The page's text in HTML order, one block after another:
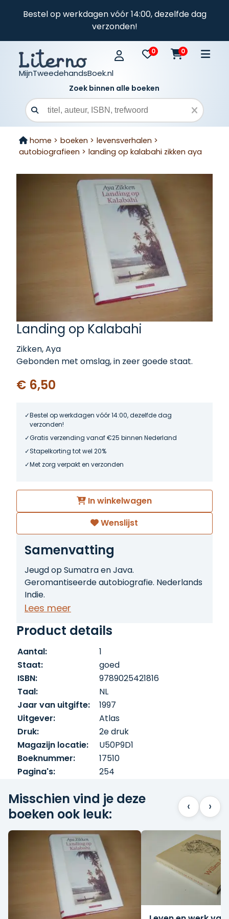
Bestel op werkdagen vóór 14:00, dezelfde dag
verzonden!
MijnTweedehandsBoek.nl
0 0
Zoek binnen alle boeken
Zoekveld
home > boeken > levensverhalen >
autobiografieen > landing op kalabahi zikken aya
Landing op Kalabahi
Zikken, Aya
Gebonden met omslag, in zeer goede staat.
€ 6,50
Bestel op werkdagen vóór 14:00, dezelfde dag
verzonden!
Gratis verzending vanaf €25 binnen Nederland
Stapelkorting tot wel 20%
Met zorg verpakt en verzonden
In winkelwagen
Wenslijst
Samenvatting
Jeugd op Sumatra en Java.
Geromantiseerde autobiografie. Nederlands
Indie.
Lees meer
Product details
Aantal:
1
Staat:
goed
ISBN:
9789025421816
Taal:
NL
Jaar van uitgifte:
1997
Uitgever:
Atlas
Druk:
2e druk
Magazijn locatie:
U50P9D1
Boeknummer:
17510
Pagina's:
254
Misschien vind je deze
boeken ook leuk:
‹ ›